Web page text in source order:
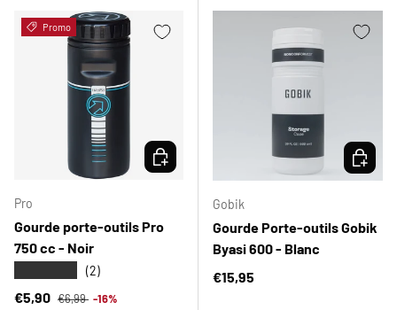
Promo
Pro
Gourde porte-outils Pro
750 cc - Noir
(2)
Prix soldé
€5,90 Prix habituel
€6,99 -16%
CHOISIR LES OPTIONS
Gobik
Gourde Porte-outils Gobik
Byasi 600 - Blanc
Prix habituel
€15,95